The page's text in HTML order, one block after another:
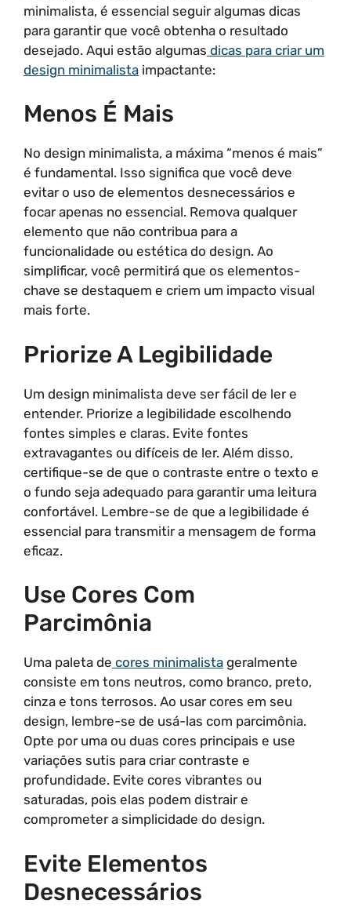
minimalista, é essencial seguir algumas dicas
para garantir que você obtenha o resultado
desejado. Aqui estão algumas dicas para criar um
design minimalista impactante:
Menos É Mais
No design minimalista, a máxima “menos é mais”
é fundamental. Isso significa que você deve
evitar o uso de elementos desnecessários e
focar apenas no essencial. Remova qualquer
elemento que não contribua para a
funcionalidade ou estética do design. Ao
simplificar, você permitirá que os elementos-
chave se destaquem e criem um impacto visual
mais forte.
Priorize A Legibilidade
Um design minimalista deve ser fácil de ler e
entender. Priorize a legibilidade escolhendo
fontes simples e claras. Evite fontes
extravagantes ou difíceis de ler. Além disso,
certifique-se de que o contraste entre o texto e
o fundo seja adequado para garantir uma leitura
confortável. Lembre-se de que a legibilidade é
essencial para transmitir a mensagem de forma
eficaz.
Use Cores Com
Parcimônia
Uma paleta de cores minimalista geralmente
consiste em tons neutros, como branco, preto,
cinza e tons terrosos. Ao usar cores em seu
design, lembre-se de usá-las com parcimônia.
Opte por uma ou duas cores principais e use
variações sutis para criar contraste e
profundidade. Evite cores vibrantes ou
saturadas, pois elas podem distrair e
comprometer a simplicidade do design.
Evite Elementos
Desnecessários